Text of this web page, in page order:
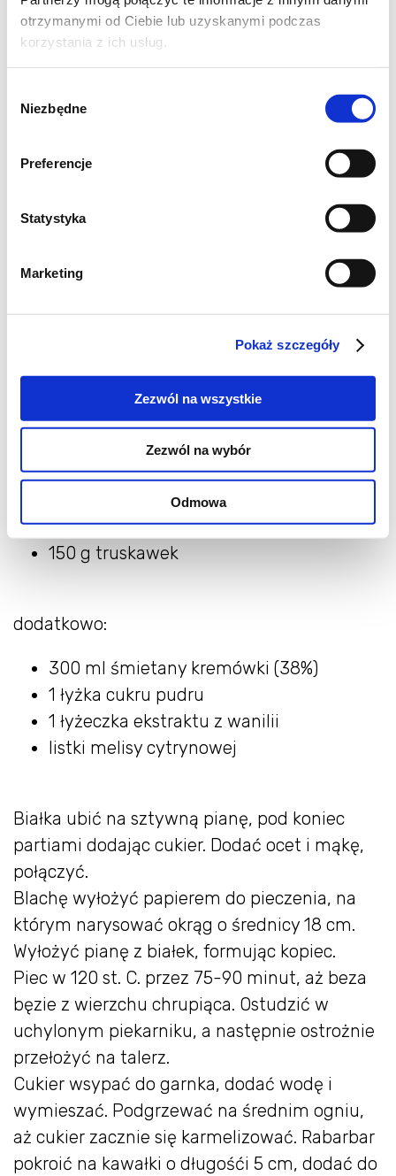
otrzymanymi od Ciebie lub uzyskanymi podczas
korzystania z ich usług.
zgody
Niezbędne
Preferencje
Statystyka
Marketing
Pokaż szczegóły
Zezwól na wszystkie
Zezwól na wybór
Odmowa
Składniki: (na bezę 20-22 cm)
4 białka
owoce:
350 g rabarbaru
2 łyżki wody
150 g truskawek
dodatkowo:
300 ml śmietany kremówki (38%)
1 łyżka cukru pudru
1 łyżeczka ekstraktu z wanilii
listki melisy cytrynowej
Białka ubić na sztywną pianę, pod koniec
partiami dodając cukier. Dodać ocet i mąkę,
połączyć.
Blachę wyłożyć papierem do pieczenia, na
którym narysować okrąg o średnicy 18 cm.
Wyłożyć pianę z białek, formując kopiec.
Piec w 120 st. C. przez 75-90 minut, aż beza
bęzie z wierzchu chrupiąca. Ostudzić w
uchylonym piekarniku, a następnie ostrożnie
przełożyć na talerz.
Cukier wsypać do garnka, dodać wodę i
wymieszać. Podgrzewać na średnim ogniu,
aż cukier zacznie się karmelizować. Rabarbar
pokroić na kawałki o długośći 5 cm, dodać do